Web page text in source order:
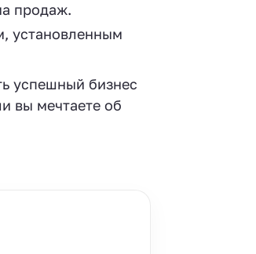
продаж.
установленным
успешный бизнес
вы мечтаете об